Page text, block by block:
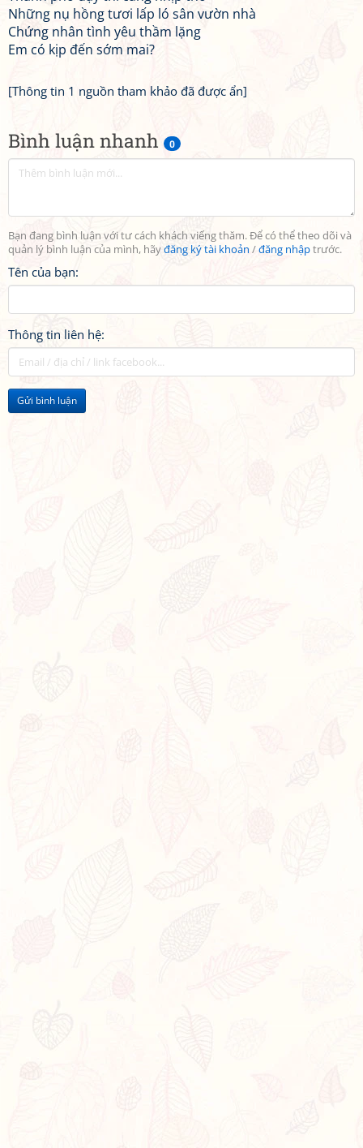
Bình luận nhanh 0
Bạn đang bình luận với tư cách khách viếng thăm. Để có thể theo dõi và
quản lý bình luận của mình, hãyđăng ký tài khoản /đăng nhậptrước.
Tên của bạn:
Thông tin liên hệ:
Gửi bình luận
Những nụ hồng tươi lấp ló sân vườn nhà
Chứng nhân tình yêu thầm lặng
Em có kịp đến sớm mai?
[Thông tin 1 nguồn tham khảo đã được ẩn]